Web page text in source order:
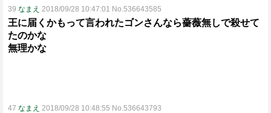
39 なまえ 2018/09/28 10:47:01 No.536643585
王に届くかもって言われたゴンさんなら薔薇無しで殺せて
たのかな
無理かな
47 なまえ 2018/09/28 10:48:55 No.536643793